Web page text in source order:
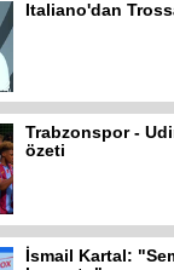
Italiano'dan
Trabzonspor -
özeti
İsmail Kartal: